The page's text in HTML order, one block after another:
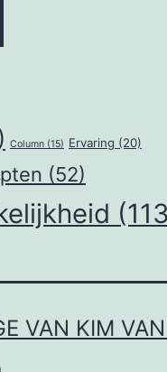
Column (15) Ervaring (20)
(52)
VAN KIM